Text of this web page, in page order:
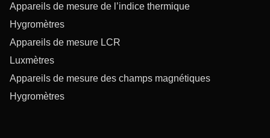
Appareils de mesure de l’indice thermique
Hygromètres
Appareils de mesure LCR
Luxmètres
Appareils de mesure des champs magnétiques
Hygromètres